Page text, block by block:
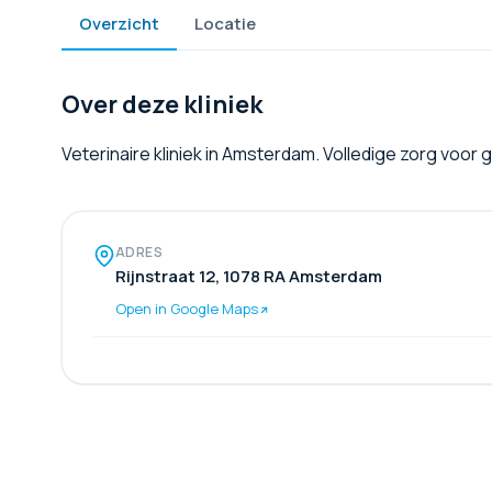
Overzicht Locatie
Over deze kliniek
Veterinaire kliniek in Amsterdam. Volledige zorg voor
ADRES
Rijnstraat 12, 1078 RA Amsterdam
Open in Google Maps